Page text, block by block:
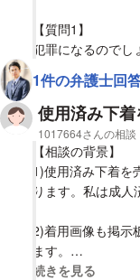
【質問1】
犯罪になるのでし
1件の弁護士回
使用済み下
相談者
1017664さんの相談
【相談の背景】
1)使用済み下着を
ります。私は成人
2)着用画像も掲
ます。
視覚的に省略され
続きを見る